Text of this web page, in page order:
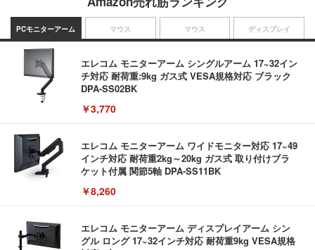
PCモニターアーム
エレコム モニターアーム シングルアーム 17~32イン
チ対応 耐荷重:9kg ガス式 VESA規格対応 ブラック
DPA-SS02BK
￥3,770
エレコム モニターアーム ワイドモニター対応 17~49
インチ対応 耐荷重2kg～20kg ガス式 取り付けブラ
ケット付属 関節5軸 DPA-SS11BK
￥8,260
エレコム モニターアーム ディスプレイアーム シン
グル ロング 17~32インチ対応 耐荷重9kg VESA規格
マウス マウス ディスプレイ